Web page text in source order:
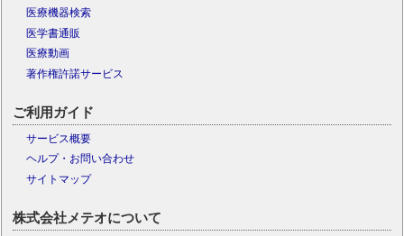
医療機器検索
医学書通販
医療動画
著作権許諾サービス
ご利用ガイド
サービス概要
ヘルプ・お問い合わせ
サイトマップ
株式会社メテオについて